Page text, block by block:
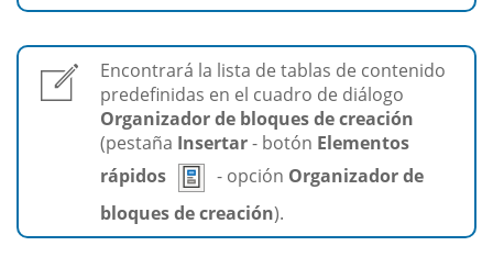
Encontrará la lista de tablas de contenido
predefinidas en el cuadro de diálogo
Organizador de bloques de creación
(pestaña Insertar- botón Elementos
rápidos
- opción Organizador de
bloques de creación).